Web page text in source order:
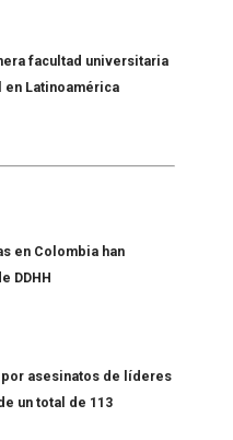
facultad universitaria
Latinoamérica
en Colombia han
DDHH
por asesinatos de líderes
un total de 113